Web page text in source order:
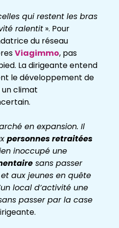
qui restent les bras
ralentit ». Pour
du réseau
Viagimmo, pas
La dirigeante entend
le développement de
climat
en expansion. Il
personnes retraitées
inoccupé une
sans passer
aux jeunes en quête
local d’activité une
passer par la case